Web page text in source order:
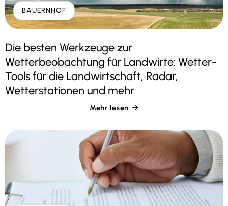
BAUERNHOF
Die besten Werkzeuge zur
Wetterbeobachtung für Landwirte: Wetter-
Tools für die Landwirtschaft, Radar,
Wetterstationen und mehr
Mehr lesen 